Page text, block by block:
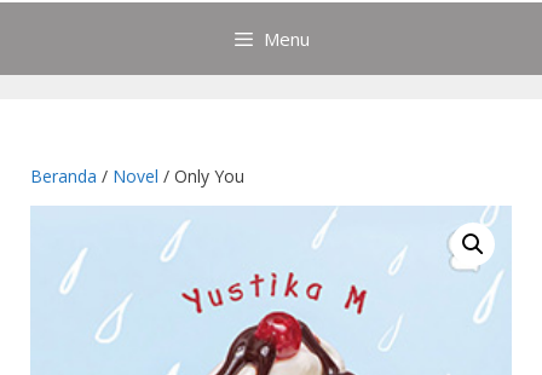
Menu
Beranda / Novel / Only You